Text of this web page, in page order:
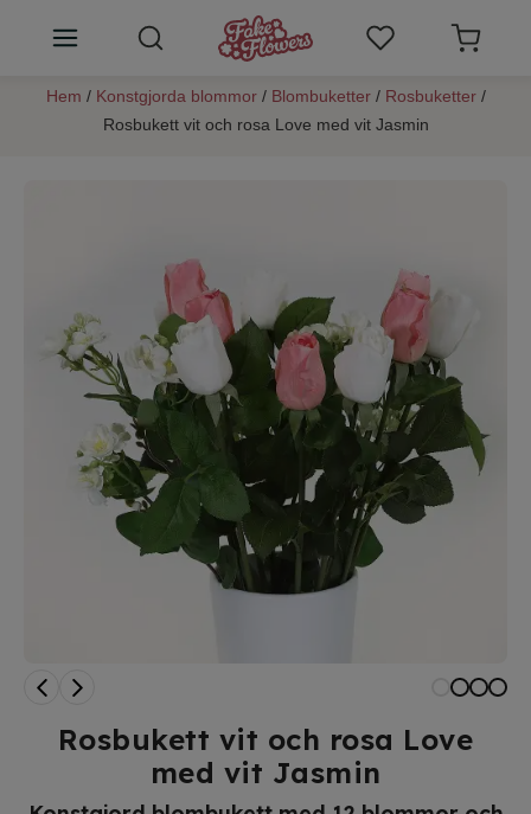
Konstgjorda blommor
Konstblommor tips
Kundtjänst
Logga in
Hem / Konstgjorda blommor/ Blombuketter/ Rosbuketter/
Rosbukett vit och rosa Love med vit Jasmin
Rosbukett vit och rosa Love
med vit Jasmin